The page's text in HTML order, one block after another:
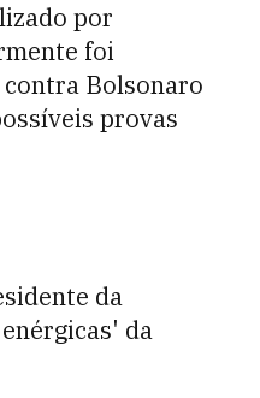
por
foi
Bolsonaro
provas
da
da